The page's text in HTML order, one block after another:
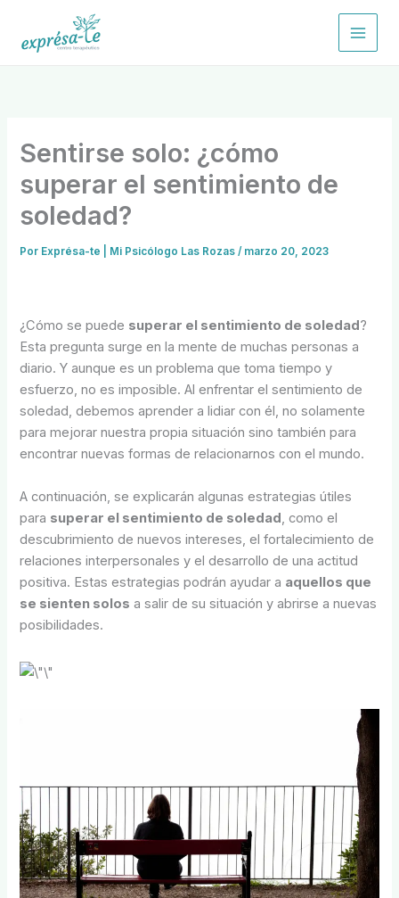
contenido
Sentirse solo: ¿cómo
superar el sentimiento de
soledad?
Por Exprésa-te | Mi Psicólogo Las Rozas/ marzo 20, 2023
¿Cómo se puede superar el sentimiento de soledad?
Esta pregunta surge en la mente de muchas personas a
diario. Y aunque es un problema que toma tiempo y
esfuerzo, no es imposible. Al enfrentar el sentimiento de
soledad, debemos aprender a lidiar con él, no solamente
para mejorar nuestra propia situación sino también para
encontrar nuevas formas de relacionarnos con el mundo.
A continuación, se explicarán algunas estrategias útiles
para superar el sentimiento de soledad , como el
descubrimiento de nuevos intereses, el fortalecimiento de
relaciones interpersonales y el desarrollo de una actitud
positiva. Estas estrategias podrán ayudar a aquellos que
se sienten solos a salir de su situación y abrirse a nuevas
posibilidades.